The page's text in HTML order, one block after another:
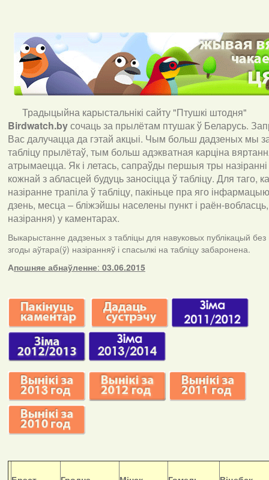
Традыцыйна карыстальнікі сайту "Птушкі штодня"
Birdwatch.byсочаць за прылётам птушак ў Беларусь.
Вас далучацца да гэтай акцыі. Чым больш дадзеных мы
табліцу прылётаў, тым больш адэкватная карціна
атрымаецца. Як і летась, сапраўды першыя тры
кожнай з абласцей будуць заносіцца ў табліцу. Для таго,
назіранне трапіла ў табліцу, пакіньце пра яго
дзень, месца – бліжэйшы населены пункт і раён-
назірання) у каментарах.
Выкарыстанне дадзеных з табліцы для навуковых публікацый без
згоды аўтара(ў) назіранняў і спасылкі на табліцу забаронена.
Апошняе абнаўленне: 03.06.2015